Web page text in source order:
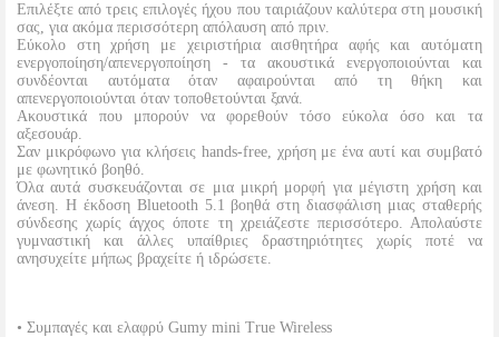
Επιλέξτε από τρεις επιλογές ήχου που ταιριάζουν καλύτερα στη μουσική
σας, για ακόμα περισσότερη απόλαυση από πριν.
Εύκολο στη χρήση με χειριστήρια αισθητήρα αφής και αυτόματη
ενεργοποίηση/απενεργοποίηση - τα ακουστικά ενεργοποιούνται και
συνδέονται αυτόματα όταν αφαιρούνται από τη θήκη και
απενεργοποιούνται όταν τοποθετούνται ξανά.
Ακουστικά που μπορούν να φορεθούν τόσο εύκολα όσο και τα
αξεσουάρ.
Σαν μικρόφωνο για κλήσεις hands-free, χρήση με ένα αυτί και συμβατό
με φωνητικό βοηθό.
Όλα αυτά συσκευάζονται σε μια μικρή μορφή για μέγιστη χρήση και
άνεση. Η έκδοση Bluetooth 5.1 βοηθά στη διασφάλιση μιας σταθερής
σύνδεσης χωρίς άγχος όποτε τη χρειάζεστε περισσότερο. Απολαύστε
γυμναστική και άλλες υπαίθριες δραστηριότητες χωρίς ποτέ να
ανησυχείτε μήπως βραχείτε ή ιδρώσετε.
• Συμπαγές και ελαφρύ Gumy mini True Wireless